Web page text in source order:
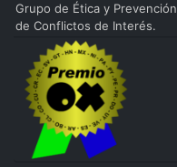
Grupo de Ética y Prevención
de Conflictos de Interés.